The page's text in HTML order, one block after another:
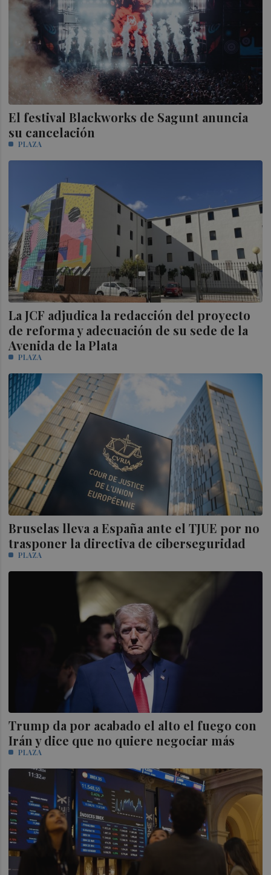
El festival Blackworks de Sagunt anuncia
su cancelación
PLAZA
La JCF adjudica la redacción del proyecto
de reforma y adecuación de su sede de la
Avenida de la Plata
PLAZA
Bruselas lleva a España ante el TJUE por no
trasponer la directiva de ciberseguridad
PLAZA
Trump da por acabado el alto el fuego con
Irán y dice que no quiere negociar más
PLAZA